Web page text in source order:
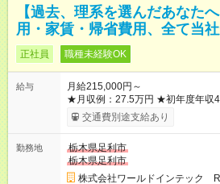
【過去、理系を選んだあなた
用・家賃・帰省費用、全て当
正社員 職種未経験OK
給与
月給215,000円～
★月収例：27.5万円 ★初年度年収
万5000円×12ヶ月 家賃補助：6.7
分 ※2 ―――――――――――――――
費用全額負担も! ※1 規定あり ※2 賞与年2回支給（昨年度実績は
約3.8～4.5ヶ月分）。 ★あなたの頑張りを給与に反映！ 案件ご
とではなく、スキルの向上・資格
交通費別途支給あり
勤務地
栃木県足利市
栃木県足利市
株式会社ワールドインテック